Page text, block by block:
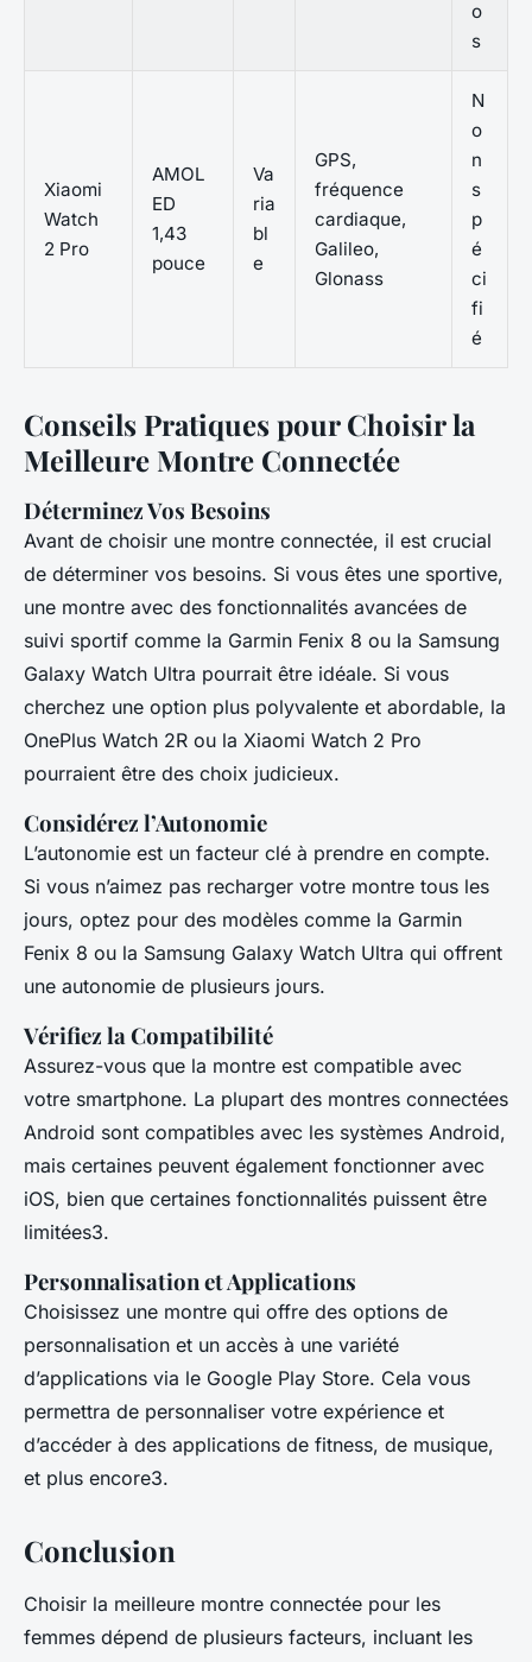
o
s
Xiaomi
Watch
2 Pro
AMOL
ED
1,43
pouce
Va
ria
bl
e
GPS,
fréquence
cardiaque,
Galileo,
Glonass
N
o
n
s
p
é
ci
fi
é
Conseils Pratiques pour Choisir la
Meilleure Montre Connectée
Déterminez Vos Besoins
Avant de choisir une montre connectée, il est crucial
de déterminer vos besoins. Si vous êtes une sportive,
une montre avec des fonctionnalités avancées de
suivi sportif comme la Garmin Fenix 8 ou la Samsung
Galaxy Watch Ultra pourrait être idéale. Si vous
cherchez une option plus polyvalente et abordable, la
OnePlus Watch 2R ou la Xiaomi Watch 2 Pro
pourraient être des choix judicieux.
Considérez l’Autonomie
L’autonomie est un facteur clé à prendre en compte.
Si vous n’aimez pas recharger votre montre tous les
jours, optez pour des modèles comme la Garmin
Fenix 8 ou la Samsung Galaxy Watch Ultra qui offrent
une autonomie de plusieurs jours.
Vérifiez la Compatibilité
Assurez-vous que la montre est compatible avec
votre smartphone. La plupart des montres connectées
Android sont compatibles avec les systèmes Android,
mais certaines peuvent également fonctionner avec
iOS, bien que certaines fonctionnalités puissent être
limitées3.
Personnalisation et Applications
Choisissez une montre qui offre des options de
personnalisation et un accès à une variété
d’applications via le Google Play Store. Cela vous
permettra de personnaliser votre expérience et
d’accéder à des applications de fitness, de musique,
et plus encore3.
Conclusion
Choisir la meilleure montre connectée pour les
femmes dépend de plusieurs facteurs, incluant les